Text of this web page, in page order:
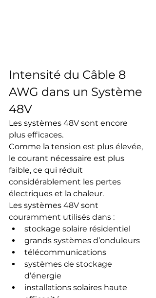
Intensité du Câble 8
AWG dans un Système
48V
Les systèmes 48V sont encore
plus efficaces.
Comme la tension est plus élevée,
le courant nécessaire est plus
faible, ce qui réduit
considérablement les pertes
électriques et la chaleur.
Les systèmes 48V sont
couramment utilisés dans :
stockage solaire résidentiel
grands systèmes d’onduleurs
télécommunications
systèmes de stockage
d’énergie
installations solaires haute